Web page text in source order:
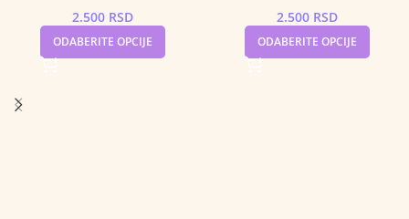
2.500 RSD
ODABERITE OPCIJE
2.500 RSD
ODABERITE OPCIJE